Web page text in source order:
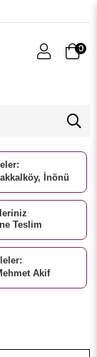
0
İnönü
Teslim
Akif